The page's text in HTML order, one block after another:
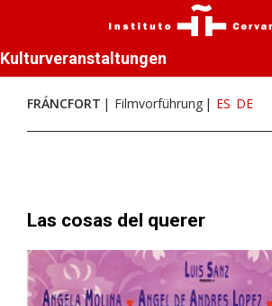
Kulturveranstaltungen
FRÁNCFORT Filmvorführung ES DE
Las cosas del querer